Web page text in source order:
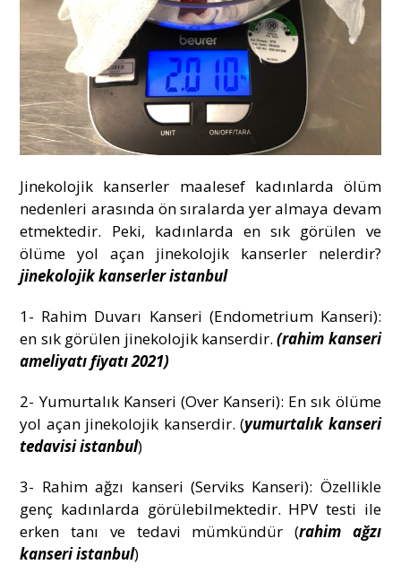
Jinekolojik kanserler maalesef kadınlarda ölüm
nedenleri arasında ön sıralarda yer almaya devam
etmektedir. Peki, kadınlarda en sık görülen ve
ölüme yol açan jinekolojik kanserler nelerdir?
jinekolojik kanserler istanbul
1- Rahim Duvarı Kanseri (Endometrium Kanseri):
en sık görülen jinekolojik kanserdir.(rahim kanseri
ameliyatı fiyatı 2021)
2- Yumurtalık Kanseri (Over Kanseri): En sık ölüme
yol açan jinekolojik kanserdir. (yumurtalık kanseri
tedavisi istanbul)
3- Rahim ağzı kanseri (Serviks Kanseri): Özellikle
genç kadınlarda görülebilmektedir. HPV testi ile
erken tanı ve tedavi mümkündür (rahim ağzı
kanseri istanbul)